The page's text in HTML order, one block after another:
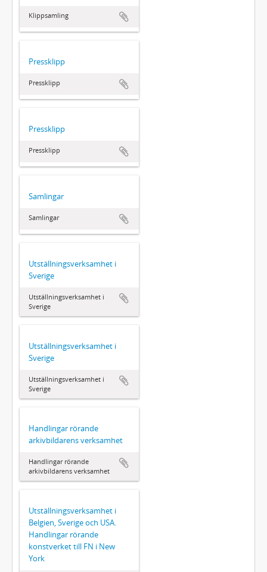
Klippsamling
Pressklipp
Pressklipp
Pressklipp
Pressklipp
Samlingar
Samlingar
Utställningsverksamhet i
Sverige
Utställningsverksamhet i
Sverige
Utställningsverksamhet i
Sverige
Utställningsverksamhet i
Sverige
Handlingar rörande
arkivbildarens verksamhet
Handlingar rörande
arkivbildarens verksamhet
Utställningsverksamhet i
Belgien, Sverige och USA.
Handlingar rörande
konstverket till FN i New
York